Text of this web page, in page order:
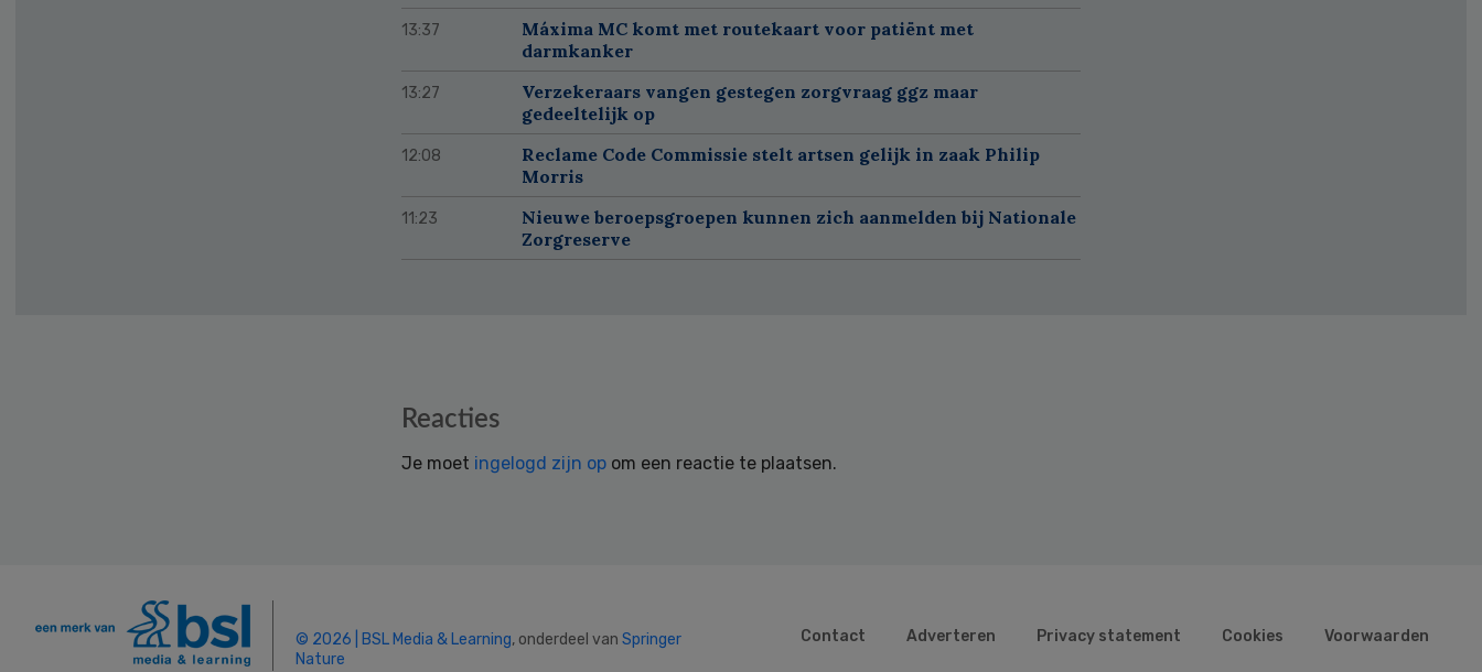
13:37
Máxima MC komt met routekaart voor patiënt met
darmkanker
13:27
Verzekeraars vangen gestegen zorgvraag ggz maar
gedeeltelijk op
12:08
Reclame Code Commissie stelt artsen gelijk in zaak Philip
Morris
11:23
Nieuwe beroepsgroepen kunnen zich aanmelden bij Nationale
Zorgreserve
Reacties
Je moet ingelogd zijn op om een reactie te plaatsen.
© 2026 | BSL Media & Learning, onderdeel van Springer
Nature
Contact Adverteren Privacy statement Cookies Voorwaarden